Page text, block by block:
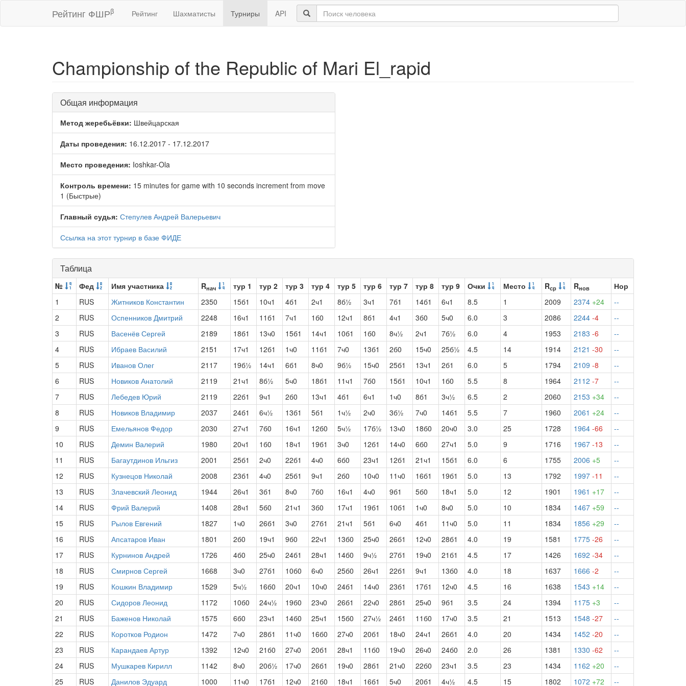
Рейтинг ФШРβ Рейтинг Шахматисты Турниры API
Championship of the Republic of Mari El_rapid
Общая информация
Метод жеребьёвки: Швейцарская
Даты проведения: 16.12.2017 - 17.12.2017
Место проведения: Ioshkar-Ola
Контроль времени: 15 minutes for game with 10 seconds increment from move
1 (Быстрые)
Главный судья: Степулев Андрей Валерьевич
Ссылка на этот турнир в базе ФИДЕ
Таблица
№ Фед Имя участника Rнач тур 1 тур 2 тур 3 тур 4 тур 5 тур 6 тур 7 тур 8 тур 9 Очки Место Rср Rнов
Нор
1
RUS Житников Константин 2350 15б1 10ч1 4б1 2ч1 8б½ 3ч1 7б1 14б1 6ч1 8.5 1 2009 2374 +24
--
2
RUS Оспенников Дмитрий 2248 16ч1 11б1 7ч1 1б0 12ч1 8б1 4ч1 3б0 5ч0 6.0 3 2086 2244 -4
--
3
RUS Васенёв Сергей 2189 18б1 13ч0 15б1 14ч1 10б1 1б0 8ч½ 2ч1 7б½ 6.0 4 1953 2183 -6
--
4
RUS Ибраев Василий 2151 17ч1 12б1 1ч0 11б1 7ч0 13б1 2б0 15ч0 25б½ 4.5 14 1914 2121 -30
--
5
RUS Иванов Олег 2117 19б½ 14ч1 6б1 8ч0 9б½ 15ч0 25б1 13ч1 2б1 6.0 5 1794 2109 -8
--
6
RUS Новиков Анатолий 2119 21ч1 8б½ 5ч0 18б1 11ч1 7б0 15б1 10ч1 1б0 5.5 8 1964 2112 -7
--
7
RUS Лебедев Юрий 2119 22б1 9ч1 2б0 13ч1 4б1 6ч1 1ч0 8б1 3ч½ 6.5 2 2060 2153 +34
--
8
RUS Новиков Владимир 2037 24б1 6ч½ 13б1 5б1 1ч½ 2ч0 3б½ 7ч0 14б1 5.5 7 1960 2061 +24
--
9
RUS Емельянов Федор 2030 27ч1 7б0 16ч1 12б0 5ч½ 17б½ 13ч0 18б0 20ч0 3.0 25 1728 1964 -66
--
10
RUS Демин Валерий 1980 20ч1 1б0 18ч1 19б1 3ч0 12б1 14ч0 6б0 27ч1 5.0 9 1716 1967 -13
--
11
RUS Багаутдинов Ильгиз 2001 25б1 2ч0 22б1 4ч0 6б0 23ч1 12б1 21ч1 15б1 6.0 6 1755 2006 +5
--
12
RUS Кузнецов Николай 2008 23б1 4ч0 25б1 9ч1 2б0 10ч0 11ч0 16б1 19б1 5.0 13 1792 1997 -11
--
13
RUS Злачевский Леонид 1944 26ч1 3б1 8ч0 7б0 16ч1 4ч0 9б1 5б0 18ч1 5.0 12 1901 1961 +17
--
14
RUS Фрий Валерий 1408 28ч1 5б0 21ч1 3б0 17ч1 19б1 10б1 1ч0 8ч0 5.0 10 1834 1467 +59
--
15
RUS Рылов Евгений 1827 1ч0 26б1 3ч0 27б1 21ч1 5б1 6ч0 4б1 11ч0 5.0 11 1834 1856 +29
--
16
RUS Апсатаров Иван 1801 2б0 19ч1 9б0 22ч1 13б0 25ч0 26б1 12ч0 28б1 4.0 19 1581 1775 -26
--
17
RUS Курнинов Андрей 1726 4б0 25ч0 24б1 28ч1 14б0 9ч½ 27б1 19ч0 21б1 4.5 17 1426 1692 -34
--
18
RUS Смирнов Сергей 1668 3ч0 27б1 10б0 6ч0 25б0 26ч1 22б1 9ч1 13б0 4.0 18 1637 1666 -2
--
19
RUS Кошкин Владимир 1529 5ч½ 16б0 20ч1 10ч0 24б1 14ч0 23б1 17б1 12ч0 4.5 16 1638 1543 +14
--
20
RUS Сидоров Леонид 1172 10б0 24ч½ 19б0 23ч0 26б1 22ч0 28б1 25ч0 9б1 3.5 24 1394 1175 +3
--
21
RUS Баженов Николай 1575 6б0 23ч1 14б0 25ч1 15б0 27ч½ 24б1 11б0 17ч0 3.5 21 1513 1548 -27
--
22
RUS Коротков Родион 1472 7ч0 28б1 11ч0 16б0 27ч0 20б1 18ч0 24ч1 26б1 4.0 20 1434 1452 -20
--
23
RUS Карандаев Артур 1392 12ч0 21б0 27ч0 20б1 28ч1 11б0 19ч0 26ч0 24б0 2.0 26 1381 1330 -62
--
24
RUS Мушкарев Кирилл 1142 8ч0 20б½ 17ч0 26б1 19ч0 28б1 21ч0 22б0 23ч1 3.5 23 1434 1162 +20
--
25
RUS Данилов Эдуард 1000 11ч0 17б1 12ч0 21б0 18ч1 16б1 5ч0 20б1 4ч½ 4.5 15 1802 1072 +72 --